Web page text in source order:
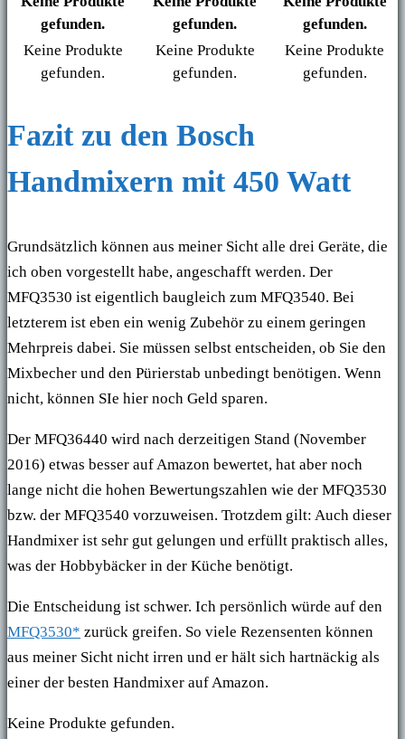
gefunden.
gefunden.
gefunden.
Keine Produkte
gefunden.
Keine Produkte
gefunden.
Keine Produkte
gefunden.
Fazit zu den Bosch
Handmixern mit 450 Watt
Grundsätzlich können aus meiner Sicht alle drei Geräte, die
ich oben vorgestellt habe, angeschafft werden. Der
MFQ3530 ist eigentlich baugleich zum MFQ3540. Bei
letzterem ist eben ein wenig Zubehör zu einem geringen
Mehrpreis dabei. Sie müssen selbst entscheiden, ob Sie den
Mixbecher und den Pürierstab unbedingt benötigen. Wenn
nicht, können SIe hier noch Geld sparen.
Der MFQ36440 wird nach derzeitigen Stand (November
2016) etwas besser auf Amazon bewertet, hat aber noch
lange nicht die hohen Bewertungszahlen wie der MFQ3530
bzw. der MFQ3540 vorzuweisen. Trotzdem gilt: Auch dieser
Handmixer ist sehr gut gelungen und erfüllt praktisch alles,
was der Hobbybäcker in der Küche benötigt.
Die Entscheidung ist schwer. Ich persönlich würde auf den
MFQ3530* zurück greifen. So viele Rezensenten können
aus meiner Sicht nicht irren und er hält sich hartnäckig als
einer der besten Handmixer auf Amazon.
Keine Produkte gefunden.